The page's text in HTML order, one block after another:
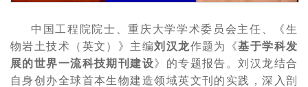
中国工程院院士、重庆大学学术委员会主任、《生
物岩土技术（英文）》主编刘汉龙作题为《基于学科发
展的世界一流科技期刊建设》的专题报告。刘汉龙结合
自身创办全球首本生物建造领域英文刊的实践，深入剖